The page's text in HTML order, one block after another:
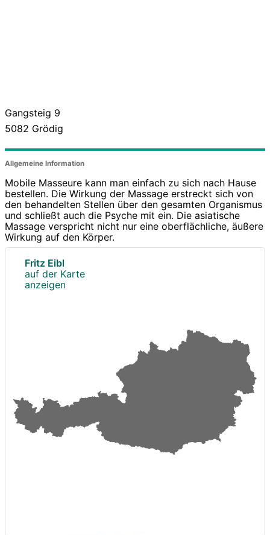
Gangsteig 9
5082 Grödig
Allgemeine Information
Mobile Masseure kann man einfach zu sich nach Hause
bestellen. Die Wirkung der Massage erstreckt sich von
den behandelten Stellen über den gesamten Organismus
und schließt auch die Psyche mit ein. Die asiatische
Massage verspricht nicht nur eine oberflächliche, äußere
Wirkung auf den Körper.
Fritz Eibl
auf der Karte
anzeigen